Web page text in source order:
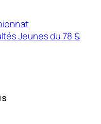
Jeunes du 78 &